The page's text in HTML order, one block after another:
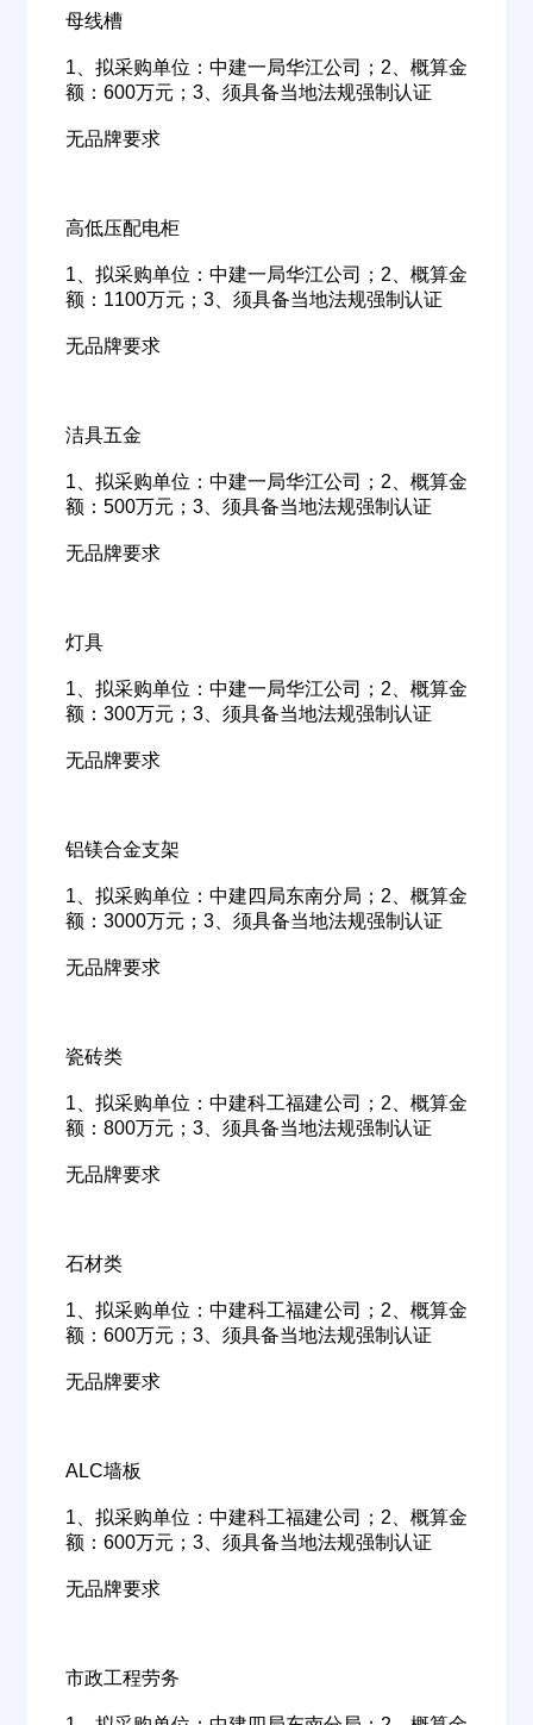
母线槽
1、拟采购单位：中建一局华江公司；2、概算金
额：600万元；3、须具备当地法规强制认证
无品牌要求
高低压配电柜
1、拟采购单位：中建一局华江公司；2、概算金
额：1100万元；3、须具备当地法规强制认证
无品牌要求
洁具五金
1、拟采购单位：中建一局华江公司；2、概算金
额：500万元；3、须具备当地法规强制认证
无品牌要求
灯具
1、拟采购单位：中建一局华江公司；2、概算金
额：300万元；3、须具备当地法规强制认证
无品牌要求
铝镁合金支架
1、拟采购单位：中建四局东南分局；2、概算金
额：3000万元；3、须具备当地法规强制认证
无品牌要求
瓷砖类
1、拟采购单位：中建科工福建公司；2、概算金
额：800万元；3、须具备当地法规强制认证
无品牌要求
石材类
1、拟采购单位：中建科工福建公司；2、概算金
额：600万元；3、须具备当地法规强制认证
无品牌要求
ALC墙板
1、拟采购单位：中建科工福建公司；2、概算金
额：600万元；3、须具备当地法规强制认证
无品牌要求
市政工程劳务欢迎入驻供应商